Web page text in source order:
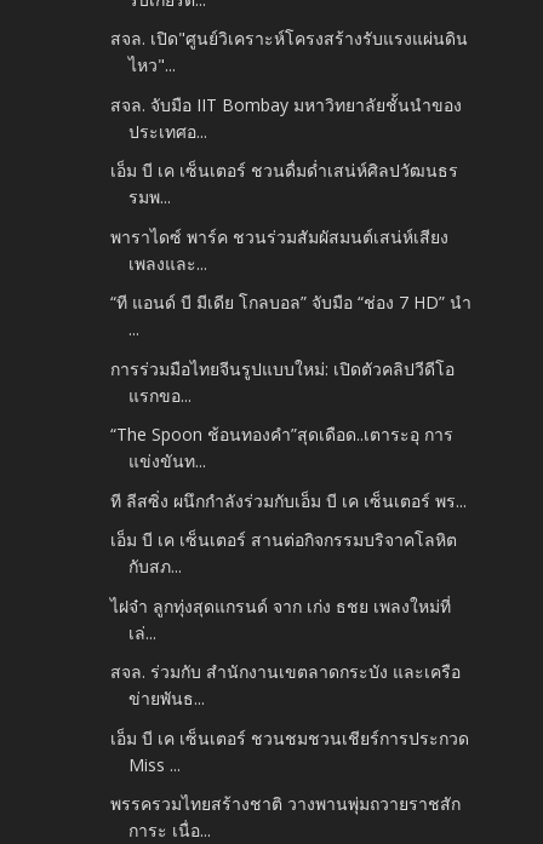
สจล. เปิด"ศูนย์วิเคราะห์โครงสร้างรับแรงแผ่นดิน
ไหว"...
สจล. จับมือ IIT Bombay มหาวิทยาลัยชั้นนำของ
ประเทศอ...
เอ็ม บี เค เซ็นเตอร์ ชวนดื่มด่ำเสน่ห์ศิลปวัฒนธร
รมพ...
พาราไดซ์ พาร์ค ชวนร่วมสัมผัสมนต์เสน่ห์เสียง
เพลงและ...
“ที แอนด์ บี มีเดีย โกลบอล” จับมือ “ช่อง 7 HD” นำ
...
การร่วมมือไทยจีนรูปแบบใหม่: เปิดตัวคลิปวีดีโอ
แรกขอ...
“The Spoon ช้อนทองคำ”สุดเดือด..เตาระอุ การ
แข่งขันท...
ที ลีสซิ่ง ผนึกกำลังร่วมกับเอ็ม บี เค เซ็นเตอร์ พร...
เอ็ม บี เค เซ็นเตอร์ สานต่อกิจกรรมบริจาคโลหิต
กับสภ...
ไฝจ๋า ลูกทุ่งสุดแกรนด์ จาก เก่ง ธชย เพลงใหม่ที่
เล่...
สจล. ร่วมกับ สำนักงานเขตลาดกระบัง และเครือ
ข่ายพันธ...
เอ็ม บี เค เซ็นเตอร์ ชวนชมชวนเชียร์การประกวด
Miss ...
พรรครวมไทยสร้างชาติ วางพานพุ่มถวายราชสัก
การะ เนื่อ...